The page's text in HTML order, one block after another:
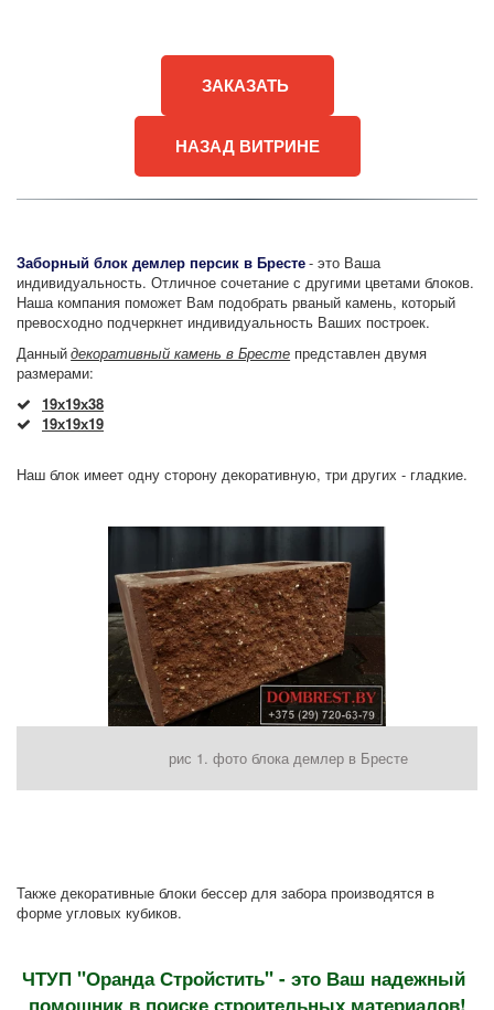
ЗАКАЗАТЬ
НАЗАД ВИТРИНЕ
Заборный блок демлер персик в Бресте - это Ваша
индивидуальность. Отличное сочетание с другими цветами блоков.
Наша компания поможет Вам подобрать рваный камень, который
превосходно подчеркнет индивидуальность Ваших построек.
Данный декоративный камень в Бресте представлен двумя
размерами:
19х19х38
19х19х19
Наш блок имеет одну сторону декоративную, три других - гладкие.
рис 1. фото блока демлер в Бресте
Также декоративные блоки бессер для забора производятся в
форме угловых кубиков.
ЧТУП "Оранда Стройстить" - это Ваш надежный